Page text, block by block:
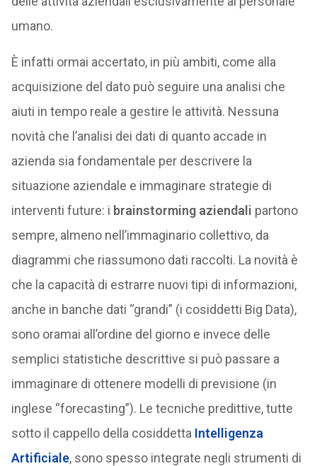
umano.
È infatti ormai accertato, in più ambiti, come alla
acquisizione del dato può seguire una analisi che
aiuti in tempo reale a gestire le attività. Nessuna
novità che l’analisi dei dati di quanto accade in
azienda sia fondamentale per descrivere la
situazione aziendale e immaginare strategie di
interventi future: i brainstorming aziendali partono
sempre, almeno nell’immaginario collettivo, da
diagrammi che riassumono dati raccolti. La novità è
che la capacità di estrarre nuovi tipi di informazioni,
anche in banche dati “grandi” (i cosiddetti Big Data),
sono oramai all’ordine del giorno e invece delle
semplici statistiche descrittive si può passare a
immaginare di ottenere modelli di previsione (in
inglese “forecasting”). Le tecniche predittive, tutte
sotto il cappello della cosiddetta Intelligenza
Artificiale, sono spesso integrate negli strumenti di